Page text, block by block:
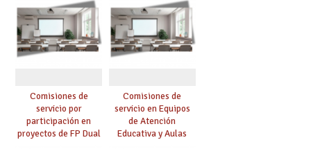
de Defensa, el
Ministerio de
Educación y la
Consejería de
Educación (Código
adjudicación
Comisiones de
servicio por
participación en
proyectos de FP Dual
Comisiones de
servicio en Equipos
de Atención
Educativa y Aulas